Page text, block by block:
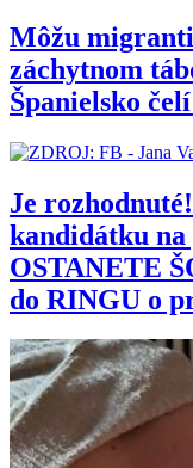
Môžu
záchytnom
Španielsko
Je
kandidátku
OSTANETE
do RINGU o